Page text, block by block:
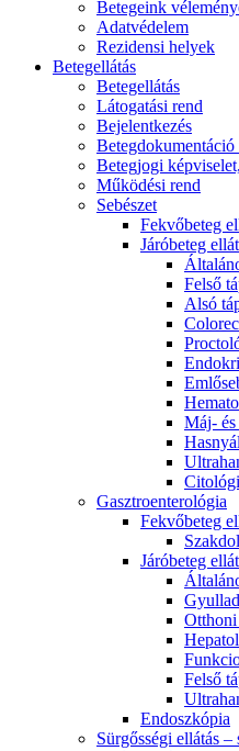
Betegeink
Adatvédelem
Rezidensi helyek
Betegellátás
Betegellátás
Látogatási rend
Bejelentkezés
Betegdokumentáció
Betegjogi
Működési rend
Sebészet
Fekvőbeteg
Járóbeteg
Felső
Alsó
Máj- és
Gasztroenterológia
Fekvőbeteg
Járóbeteg
Otthoni
Felső
Endoszkópia
Sürgősségi ellátás –